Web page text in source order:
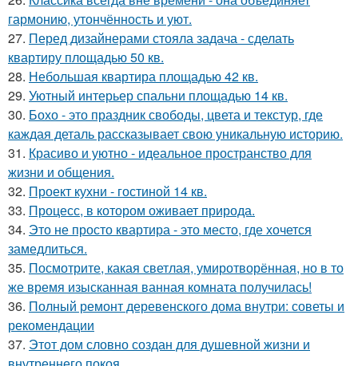
гармонию, утончённость и уют.
27. Перед дизайнерами стояла задача - сделать
квартиру площадью 50 кв.
28. Небольшая квартира площадью 42 кв.
29. Уютный интерьер спальни площадью 14 кв.
30. Бохо - это праздник свободы, цвета и текстур, где
каждая деталь рассказывает свою уникальную историю.
31. Красиво и уютно - идеальное пространство для
жизни и общения.
32. Проект кухни - гостиной 14 кв.
33. Процесс, в котором оживает природа.
34. Это не просто квартира - это место, где хочется
замедлиться.
35. Посмотрите, какая светлая, умиротворённая, но в то
же время изысканная ванная комната получилась!
36. Полный ремонт деревенского дома внутри: советы и
рекомендации
37. Этот дом словно создан для душевной жизни и